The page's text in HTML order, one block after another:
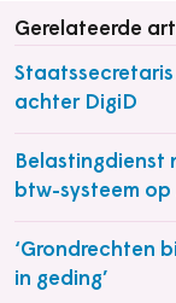
Gerelateerde
achter DigiD
Belastingdienst
btw-systeem op
‘Grondrechten
in geding’